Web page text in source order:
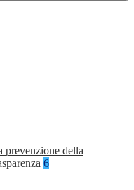
prevenzione della
6